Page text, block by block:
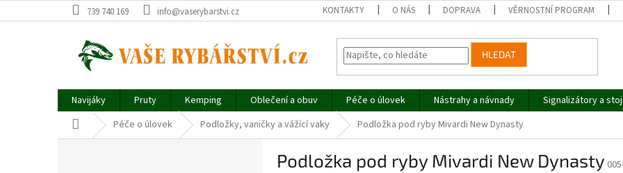
na
739 740 169 info@vaserybarstvi.cz KONTAKTY O NÁS DOPRAVA VĚRNOSTNÍ PROGRAM
HLEDAT
Navijáky Pruty Kemping Oblečení a obuv Péče o úlovek Nástrahy a návnady Signalizátory a
Domů Péče o úlovek Podložky, vaničky a vážící vaky Podložka pod ryby Mivardi New Dynasty
Podložka pod ryby Mivardi New Dynasty